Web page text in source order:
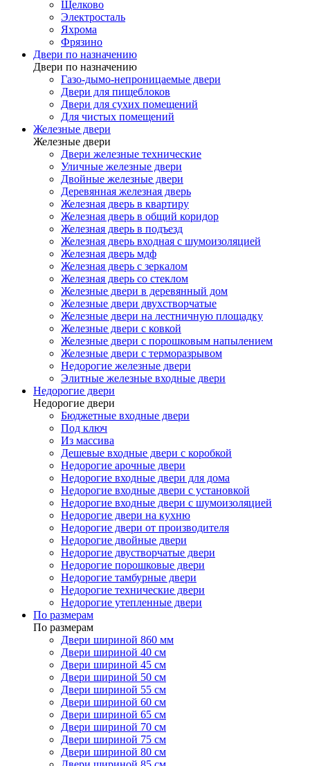
Щелково
Электросталь
Яхрома
Фрязино
Двери по назначению
Двери по назначению
Газо-дымо-непроницаемые двери
Двери для пищеблоков
Двери для сухих помещений
Для чистых помещений
Железные двери
Железные двери
Двери железные технические
Уличные железные двери
Двойные железные двери
Деревянная железная дверь
Железная дверь в квартиру
Железная дверь в общий коридор
Железная дверь в подъезд
Железная дверь входная с шумоизоляцией
Железная дверь мдф
Железная дверь с зеркалом
Железная дверь со стеклом
Железные двери в деревянный дом
Железные двери двухстворчатые
Железные двери на лестничную площадку
Железные двери с ковкой
Железные двери с порошковым напылением
Железные двери с терморазрывом
Недорогие железные двери
Элитные железные входные двери
Недорогие двери
Недорогие двери
Бюджетные входные двери
Под ключ
Из массива
Дешевые входные двери с коробкой
Недорогие арочные двери
Недорогие входные двери для дома
Недорогие входные двери с установкой
Недорогие входные двери с шумоизоляцией
Недорогие двери на кухню
Недорогие двери от производителя
Недорогие двойные двери
Недорогие двустворчатые двери
Недорогие порошковые двери
Недорогие тамбурные двери
Недорогие технические двери
Недорогие утепленные двери
По размерам
По размерам
Двери шириной 860 мм
Двери шириной 40 см
Двери шириной 45 см
Двери шириной 50 см
Двери шириной 55 см
Двери шириной 60 см
Двери шириной 65 см
Двери шириной 70 см
Двери шириной 75 см
Двери шириной 80 см